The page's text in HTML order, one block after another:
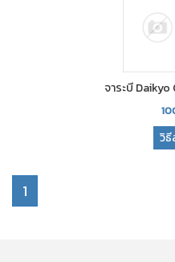
จาระบี Daikyo
วิ
1